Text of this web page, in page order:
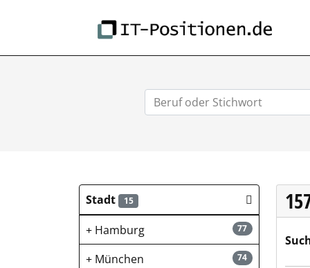
Stadt 15
77
Hamburg
74
München